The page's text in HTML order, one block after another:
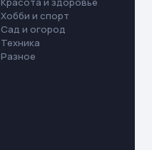
Хобби и спорт
Сад и огород
Техника
Разное